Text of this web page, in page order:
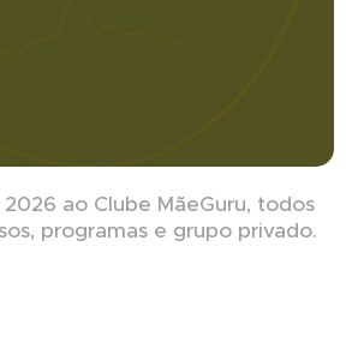
ao Clube MãeGuru, todos
programas e grupo privado.